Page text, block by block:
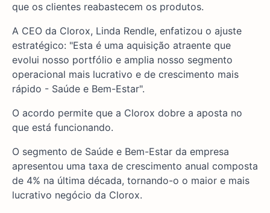
que os clientes reabastecem os produtos.
A CEO da Clorox, Linda Rendle, enfatizou o ajuste
estratégico: "Esta é uma aquisição atraente que
evolui nosso portfólio e amplia nosso segmento
operacional mais lucrativo e de crescimento mais
rápido - Saúde e Bem-Estar".
O acordo permite que a Clorox dobre a aposta no
que está funcionando.
O segmento de Saúde e Bem-Estar da empresa
apresentou uma taxa de crescimento anual composta
de 4% na última década, tornando-o o maior e mais
lucrativo negócio da Clorox.